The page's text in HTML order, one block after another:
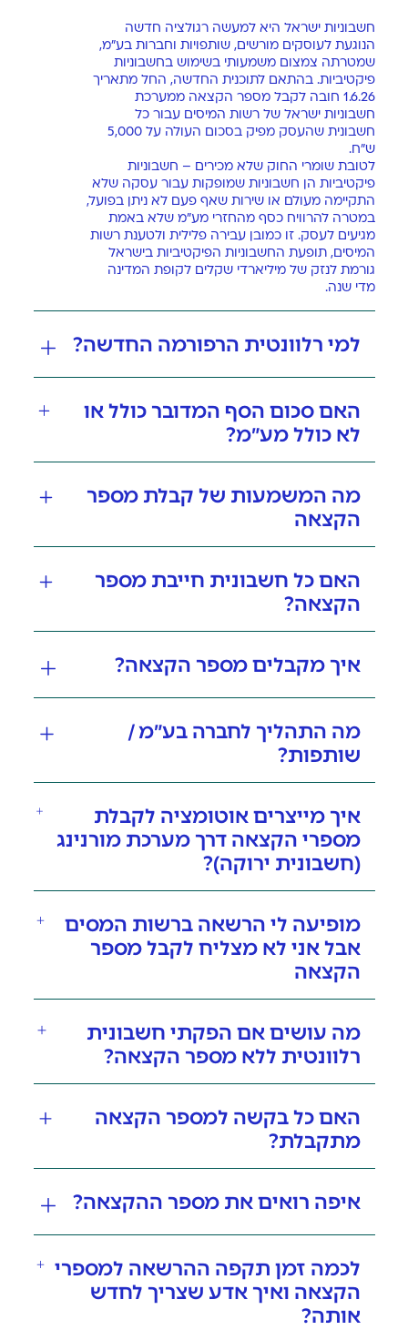
חשבוניות ישראל היא למעשה רגולציה חדשה
הנוגעת לעוסקים מורשים, שותפויות וחברות בע״מ,
שמטרתה צמצום משמעותי בשימוש בחשבוניות
פיקטיביות. בהתאם לתוכנית החדשה, החל מתאריך
1.6.26 חובה לקבל מספר הקצאה ממערכת
חשבוניות ישראל של רשות המיסים עבור כל
חשבונית שהעסק מפיק בסכום העולה על 5,000
ש״ח.
לטובת שומרי החוק שלא מכירים – חשבוניות
פיקטיביות הן חשבוניות שמופקות עבור עסקה שלא
התקיימה מעולם או שירות שאף פעם לא ניתן בפועל,
במטרה להרוויח כסף מהחזרי מע״מ שלא באמת
מגיעים לעסק. זו כמובן עבירה פלילית ולטענת רשות
המיסים, תופעת החשבוניות הפיקטיביות בישראל
גורמת לנזק של מיליארדי שקלים לקופת המדינה
מדי שנה.
למי רלוונטית הרפורמה החדשה?
האם סכום הסף המדובר כולל או
לא כולל מע״מ?
מה המשמעות של קבלת מספר
הקצאה
האם כל חשבונית חייבת מספר
הקצאה?
איך מקבלים מספר הקצאה?
מה התהליך לחברה בע״מ /
שותפות?
איך מייצרים אוטומציה לקבלת
מספרי הקצאה דרך מערכת מורנינג
(חשבונית ירוקה)?
מופיעה לי הרשאה ברשות המסים
אבל אני לא מצליח לקבל מספר
הקצאה
מה עושים אם הפקתי חשבונית
רלוונטית ללא מספר הקצאה?
האם כל בקשה למספר הקצאה
מתקבלת?
איפה רואים את מספר ההקצאה?
לכמה זמן תקפה ההרשאה למספרי
הקצאה ואיך אדע שצריך לחדש
אותה?